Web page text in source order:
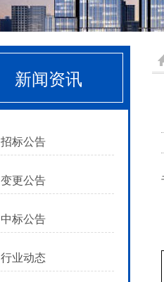
新闻资讯
招标公告
变更公告
中标公告
行业动态